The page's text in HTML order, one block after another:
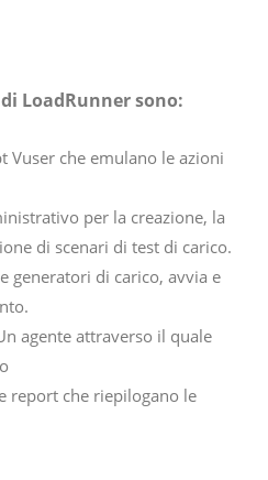
LoadRunner sono:
Vuser che emulano le azioni
per la creazione, la
di scenari di test di carico.
generatori di carico, avvia e
agente attraverso il quale
report che riepilogano le